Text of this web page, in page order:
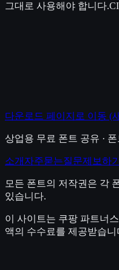
그대로 사용해야 합니다
다운로드 페이지로 이동 (
상업용 무료 폰트 공유 · 폰
소개 자주묻는질문제보하기
모든 폰트의 저작권은 각
있습니다.
이 사이트는 쿠팡 파트너
액의 수수료를 제공받습니